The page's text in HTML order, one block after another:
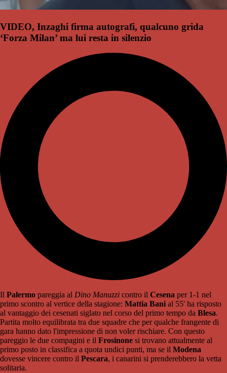
VIDEO, Inzaghi firma autografi, qualcuno grida
‘Forza Milan’ ma lui resta in silenzio
Il Palermo pareggia al Dino Manuzzi contro il Cesena per 1-1 nel
primo scontro al vertice della stagione: Mattia Bani al 55' ha risposto
al vantaggio dei cesenati siglato nel corso del primo tempo da Blesa.
Partita molto equilibrata tra due squadre che per qualche frangente di
gara hanno dato l'impressione di non voler rischiare. Con questo
pareggio le due compagini e il Frosinone si trovano attualmente al
primo posto in classifica a quota undici punti, ma se il Modena
dovesse vincere contro il Pescara, i canarini si prenderebbero la vetta
solitaria.